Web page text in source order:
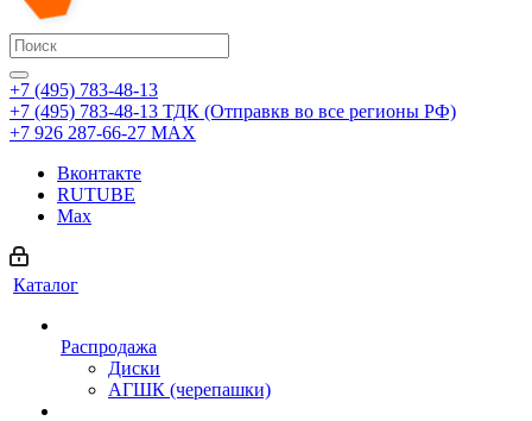
+7 (495) 783-48-13
+7 (495) 783-48-13 ТДК (Отправкв во все регионы РФ)
+7 926 287-66-27 МАХ
Вконтакте
RUTUBE
Max
Каталог
Распродажа
Диски
АГШК (черепашки)